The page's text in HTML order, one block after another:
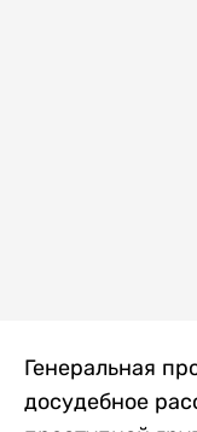
Генеральная
досудебное